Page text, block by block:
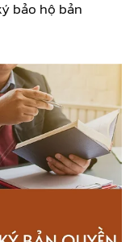
bảo hộ bản